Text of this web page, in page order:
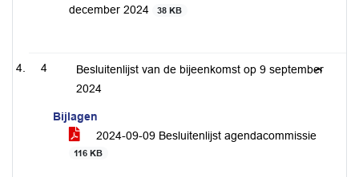
december 2024
38 KB
4
Besluitenlijst van de bijeenkomst op 9 september
2024
Bijlagen
2024-09-09 Besluitenlijst agendacommissie
116 KB